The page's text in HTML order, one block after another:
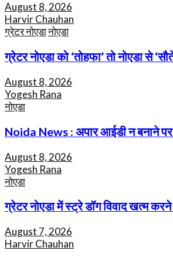
August 8, 2026
Harvir Chauhan
ग्रेटर नोएडानोएडा
ग्रेटर नोएडा को ‘तोहफा’ तो नोएडा से
August 8, 2026
Yogesh Rana
नोएडा
Noida News : अपार आईडी न बनाने पर
August 8, 2026
Yogesh Rana
नोएडा
ग्रेटर नोएडा में स्ट्रे डॉग विवाद खत्म
August 7, 2026
Harvir Chauhan